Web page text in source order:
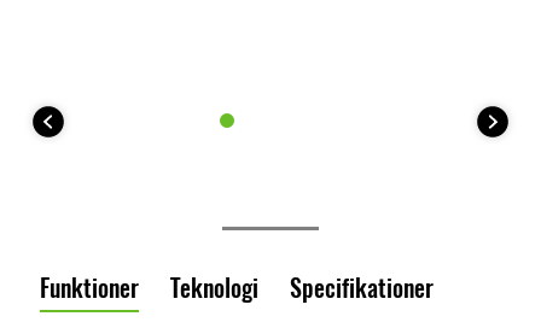
Funktioner Teknologi Specifikationer